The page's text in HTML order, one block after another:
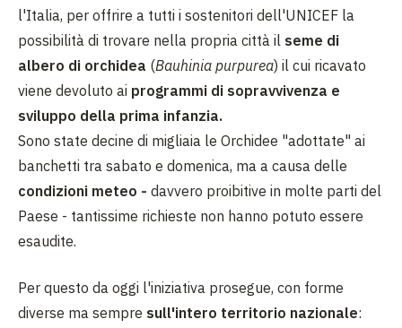
l'Italia, per offrire a tutti i sostenitori dell'UNICEF la
possibilità di trovare nella propria città il seme di
albero di orchidea (Bauhinia purpurea) il cui ricavato
viene devoluto ai programmi di sopravvivenza e
sviluppo della prima infanzia.
Sono state decine di migliaia le Orchidee "adottate" ai
banchetti tra sabato e domenica, ma a causa delle
condizioni meteo - davvero proibitive in molte parti del
Paese - tantissime richieste non hanno potuto essere
esaudite.
Per questo da oggi l'iniziativa prosegue, con forme
diverse ma sempre sull'intero territorio nazionale: